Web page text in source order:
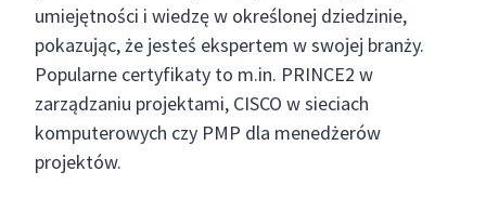
umiejętności i wiedzę w określonej dziedzinie,
pokazując, że jesteś ekspertem w swojej branży.
Popularne certyfikaty to m.in. PRINCE2 w
zarządzaniu projektami, CISCO w sieciach
komputerowych czy PMP dla menedżerów
projektów.